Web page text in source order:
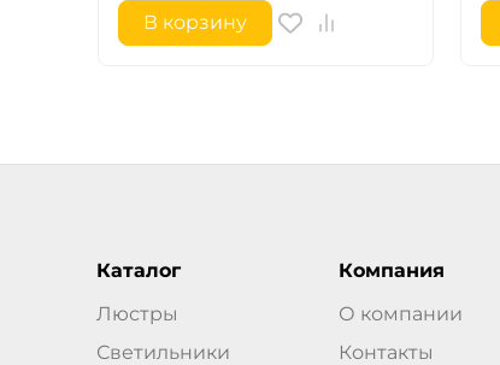
В корзину
Каталог
Люстры
Светильники
Компания
О компании
Контакты